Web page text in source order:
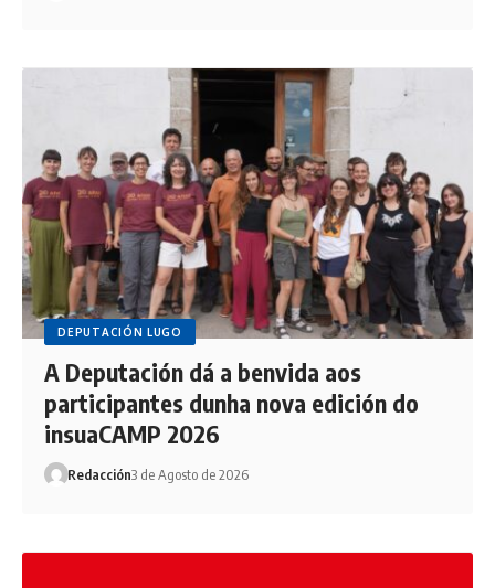
DEPUTACIÓN LUGO
A Deputación dá a benvida aos
participantes dunha nova edición do
insuaCAMP 2026
Redacción3 de Agosto de 2026